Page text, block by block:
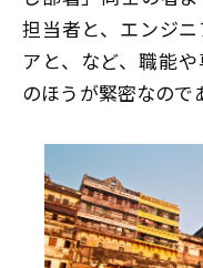
担当者と、エンジ
アと、など、職能
のほうが緊密なので